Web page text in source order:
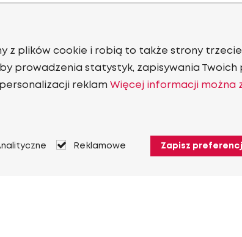
z plików cookie i robią to także strony
prowadzenia statystyk, zapisywania
reklam Więcej informacji można
Reklamowe Zapisz